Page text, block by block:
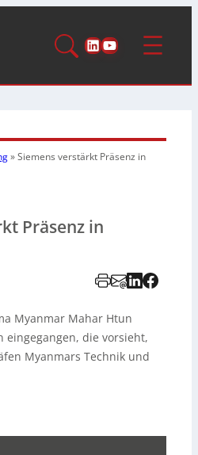
LinkedIn
YouTube
»Siemens verstärkt Präsenz in
Präsenz in
Myanmar Mahar Htun
eingegangen, die vorsieht,
Myanmars Technik und